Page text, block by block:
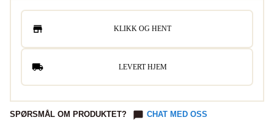
KLIKK OG HENT
LEVERT HJEM
SPØRSMÅL OM PRODUKTET? CHAT MED OSS